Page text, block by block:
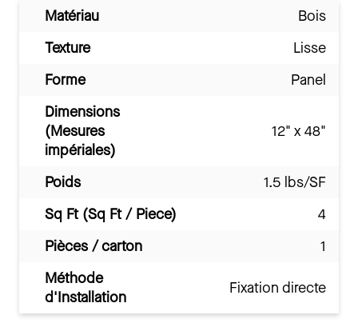
Matériau
Bois
Texture
Lisse
Forme
Panel
Dimensions
(Mesures
impériales)
12" x 48"
Poids
1.5 lbs/SF
Sq Ft (Sq Ft / Piece)
4
Pièces / carton
1
Méthode
d'Installation
Fixation directe